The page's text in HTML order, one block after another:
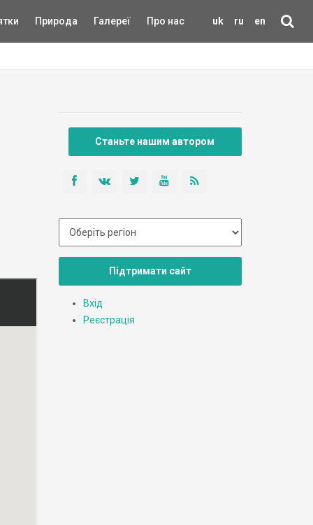
uk ru en
Природа Галереї Про нас
Станьте нашим автором
Підтримати сайт
Вхід
Реєстрація